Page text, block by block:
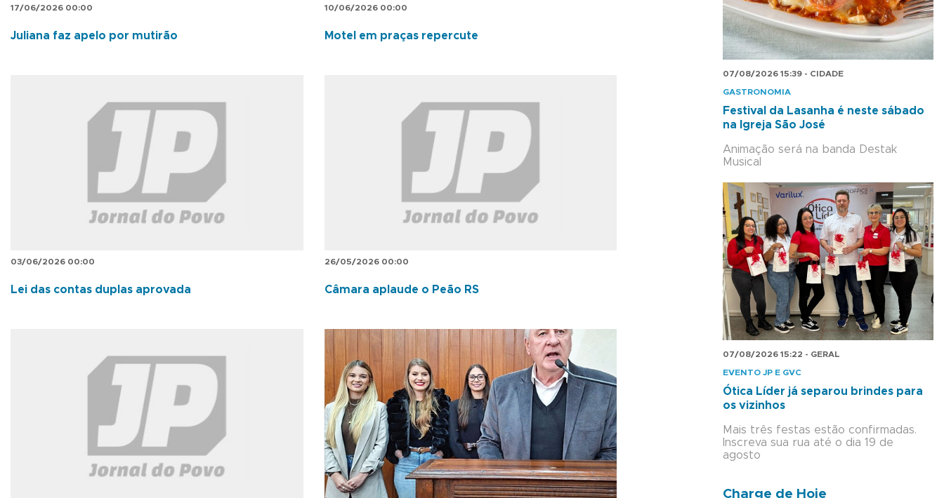
17/06/2026 00:00
Juliana faz apelo por mutirão
10/06/2026 00:00
Motel em praças repercute
03/06/2026 00:00
Lei das contas duplas aprovada
26/05/2026 00:00
Câmara aplaude o Peão RS
07/08/2026 15:39 - CIDADE
GASTRONOMIA
Festival da Lasanha é neste sábado
na Igreja São José
Animação será na banda Destak
Musical
07/08/2026 15:22 - GERAL
EVENTO JP E GVC
Ótica Líder já separou brindes para
os vizinhos
Mais três festas estão confirmadas.
Inscreva sua rua até o dia 19 de
agosto
Charge de Hoje